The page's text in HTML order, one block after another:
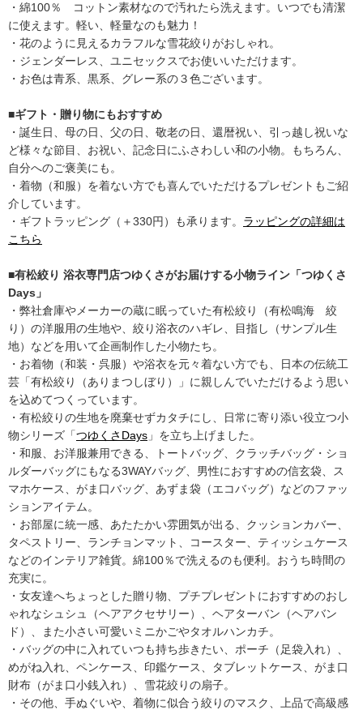
・綿100％ コットン素材なので汚れたら洗えます。いつでも清潔
に使えます。軽い、軽量なのも魅力！
・花のように見えるカラフルな雪花絞りがおしゃれ。
・ジェンダーレス、ユニセックスでお使いいただけます。
・お色は青系、黒系、グレー系の３色ございます。
■ギフト・贈り物にもおすすめ
・誕生日、母の日、父の日、敬老の日、還暦祝い、引っ越し祝いな
ど様々な節目、お祝い、記念日にふさわしい和の小物。もちろん、
自分へのご褒美にも。
・着物（和服）を着ない方でも喜んでいただけるプレゼントもご紹
介しています。
・ギフトラッピング（＋330円）も承ります。 ラッピングの詳細は
こちら
■有松絞り 浴衣専門店つゆくさがお届けする小物ライン「つゆくさ
Days」
・弊社倉庫やメーカーの蔵に眠っていた有松絞り（有松鳴海 絞
り）の洋服用の生地や、絞り浴衣のハギレ、目指し（サンプル生
地）などを用いて企画制作した小物たち。
・お着物（和装・呉服）や浴衣を元々着ない方でも、日本の伝統工
芸「有松絞り（ありまつしぼり）」に親しんでいただけるよう思い
を込めてつくっています。
・有松絞りの生地を廃棄せずカタチにし、日常に寄り添い役立つ小
物シリーズ「つゆくさDays 」を立ち上げました。
・和服、お洋服兼用できる、トートバッグ、クラッチバッグ・ショ
ルダーバッグにもなる3WAYバッグ、男性におすすめの信玄袋、ス
マホケース、がま口バッグ、あずま袋（エコバッグ）などのファッ
ションアイテム。
・お部屋に統一感、あたたかい雰囲気が出る、クッションカバー、
タペストリー、ランチョンマット、コースター、ティッシュケース
などのインテリア雑貨。綿100％で洗えるのも便利。おうち時間の
充実に。
・女友達へちょっとした贈り物、プチプレゼントにおすすめのおし
ゃれなシュシュ（ヘアアクセサリー）、ヘアターバン（ヘアバン
ド）、また小さい可愛いミニかごやタオルハンカチ。
・バッグの中に入れていつも持ち歩きたい、ポーチ（足袋入れ）、
めがね入れ、ペンケース、印鑑ケース、タブレットケース、がま口
財布（がま口小銭入れ）、雪花絞りの扇子。
・その他、手ぬぐいや、着物に似合う絞りのマスク、上品で高級感